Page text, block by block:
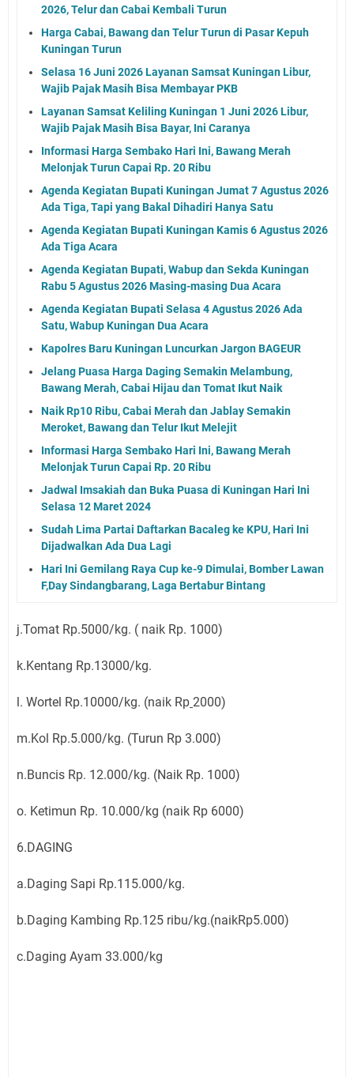
2026, Telur dan Cabai Kembali Turun
Harga Cabai, Bawang dan Telur Turun di Pasar Kepuh
Kuningan Turun
Selasa 16 Juni 2026 Layanan Samsat Kuningan Libur,
Wajib Pajak Masih Bisa Membayar PKB
Layanan Samsat Keliling Kuningan 1 Juni 2026 Libur,
Wajib Pajak Masih Bisa Bayar, Ini Caranya
Informasi Harga Sembako Hari Ini, Bawang Merah
Melonjak Turun Capai Rp. 20 Ribu
Agenda Kegiatan Bupati Kuningan Jumat 7 Agustus 2026
Ada Tiga, Tapi yang Bakal Dihadiri Hanya Satu
Agenda Kegiatan Bupati Kuningan Kamis 6 Agustus 2026
Ada Tiga Acara
Agenda Kegiatan Bupati, Wabup dan Sekda Kuningan
Rabu 5 Agustus 2026 Masing-masing Dua Acara
Agenda Kegiatan Bupati Selasa 4 Agustus 2026 Ada
Satu, Wabup Kuningan Dua Acara
Kapolres Baru Kuningan Luncurkan Jargon BAGEUR
Jelang Puasa Harga Daging Semakin Melambung,
Bawang Merah, Cabai Hijau dan Tomat Ikut Naik
Naik Rp10 Ribu, Cabai Merah dan Jablay Semakin
Meroket, Bawang dan Telur Ikut Melejit
Informasi Harga Sembako Hari Ini, Bawang Merah
Melonjak Turun Capai Rp. 20 Ribu
Jadwal Imsakiah dan Buka Puasa di Kuningan Hari Ini
Selasa 12 Maret 2024
Sudah Lima Partai Daftarkan Bacaleg ke KPU, Hari Ini
Dijadwalkan Ada Dua Lagi
Hari Ini Gemilang Raya Cup ke-9 Dimulai, Bomber Lawan
F,Day Sindangbarang, Laga Bertabur Bintang
j.Tomat Rp.5000/kg. ( naik Rp. 1000)
k.Kentang Rp.13000/kg.
l. Wortel Rp.10000/kg. (naik Rp 2000)
m.Kol Rp.5.000/kg. (Turun Rp 3.000)
n.Buncis Rp. 12.000/kg. (Naik Rp. 1000)
o. Ketimun Rp. 10.000/kg (naik Rp 6000)
6.DAGING
a.Daging Sapi Rp.115.000/kg.
b.Daging Kambing Rp.125 ribu/kg.(naikRp5.000)
c.Daging Ayam 33.000/kg